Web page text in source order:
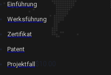
Einführung
Werksführung
Zertifikat
Patent
Projektfall $10.00